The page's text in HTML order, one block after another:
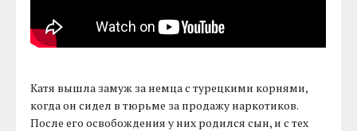
Катя вышла замуж за немца с турецкими корнями,
когда он сидел в тюрьме за продажу наркотиков.
После его освобождения у них родился сын, и с тех